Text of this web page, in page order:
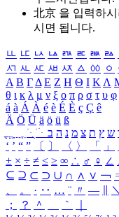
北京 을 입력하시
시면 됩니다.
ㅥ ㅦ ㅧ ㅨ ㅩ ㅪ ㅫ ㅬ
ㅺ ㅻ ㅼ ㅽ ㅾ ㅿ ㆀ ㆁ
Α Β ΓΔ Ε Ζ Η Θ Ι ΚΛ
θ ι κ λ μ ν ξ ο π ρ σ τ υ φ
á à Á À é è É È ç Ç ê
Ä Ö Ü ä ö ü ß
ִֶֹ ֻּ ׁׂ ש ץ ת צ מ נ ה ב
‘ ’ “ ” 〔 〕 〈 〉 「 」
± × ÷ ≠ ≤ ≥ ∞ ∴ ♂ ♀ ∠
⊆ ⊇ ⊂ ⊃ ∪ ∩ ∧ ∨ ￢
、
。 · ‥ … ¨ 〃 ― ＼
；
？ ＾ ｀